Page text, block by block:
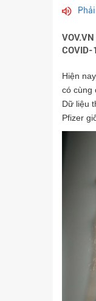
Hiện
có cùng
Dữ liệu
Pfizer